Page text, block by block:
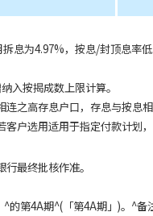
息为4.97%，按息/封顶息率
入按揭成数上限计算。
之高存息户口，存息与按息
户选用适用于指定付款计划
最终批核作准。
的第4A期^(「第4A期」)。^